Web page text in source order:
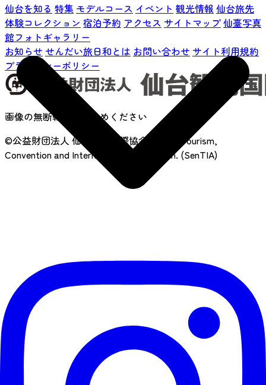
仙台を知る 特集 モデルコース イベント 観光情報 仙台旅先
体験コレクション 宿泊予約 アクセス サイトマップ仙臺写真
館フォトギャラリー
お知らせ せんだい旅日和とは お問い合わせ サイト利用規約
プライバシーポリシー
画像の無断転載はおやめください
©公益財団法人 仙台観光国際協会
Sendai Tourism,
Convention and International Association. (SenTIA)